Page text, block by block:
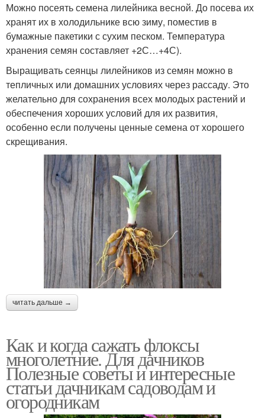
Можно посеять семена лилейника весной. До посева их
хранят их в холодильнике всю зиму, поместив в
бумажные пакетики с сухим песком. Температура
хранения семян составляет +2С…+4С).
Выращивать сеянцы лилейников из семян можно в
тепличных или домашних условиях через рассаду. Это
желательно для сохранения всех молодых растений и
обеспечения хороших условий для их развития,
особенно если получены ценные семена от хорошего
скрещивания.
читать дальше →
Как и когда сажать флоксы
многолетние. Для дачников
Полезные советы и интересные
статьи дачникам садоводам и
огородникам